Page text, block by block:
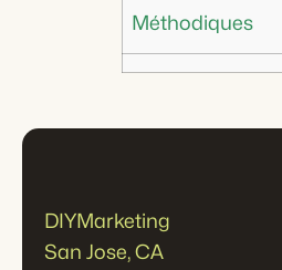
Méthodiques
DIYMarketing
San Jose, CA